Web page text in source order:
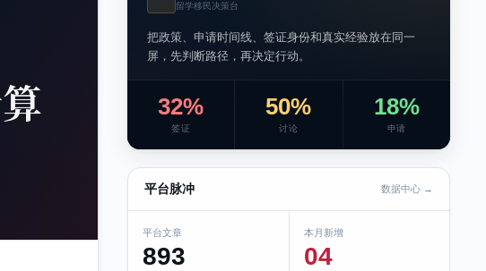
留学移民决策台
把政策、申请时间线、签证身份和真实经验放在同一
屏，先判断路径，再决定行动。
32%
签证
50%
讨论
18%
申请
平台脉冲 数据中心 →
平台文章
893
本月新增
04